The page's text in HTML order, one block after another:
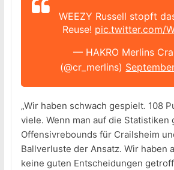
WEEZY Russell stopft
Reuse! pic.twitter.com/
— HAKRO Merlins
(@cr_merlins)
„Wir haben schwach gespielt. 108
viele. Wenn man auf die Statistiken
Offensivrebounds für Crailsheim
Ballverluste der Ansatz. Wir haben
keine guten Entscheidungen